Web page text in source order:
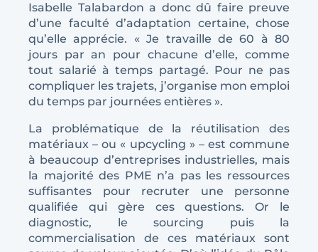
Isabelle Talabardon a donc dû faire preuve
d’une faculté d’adaptation certaine, chose
qu’elle apprécie. « Je travaille de 60 à 80
jours par an pour chacune d’elle, comme
tout salarié à temps partagé. Pour ne pas
compliquer les trajets, j’organise mon emploi
du temps par journées entières ».
La problématique de la réutilisation des
matériaux – ou « upcycling » – est commune
à beaucoup d’entreprises industrielles, mais
la majorité des PME n’a pas les ressources
suffisantes pour recruter une personne
qualifiée qui gère ces questions. Or le
diagnostic, le sourcing puis la
commercialisation de ces matériaux sont